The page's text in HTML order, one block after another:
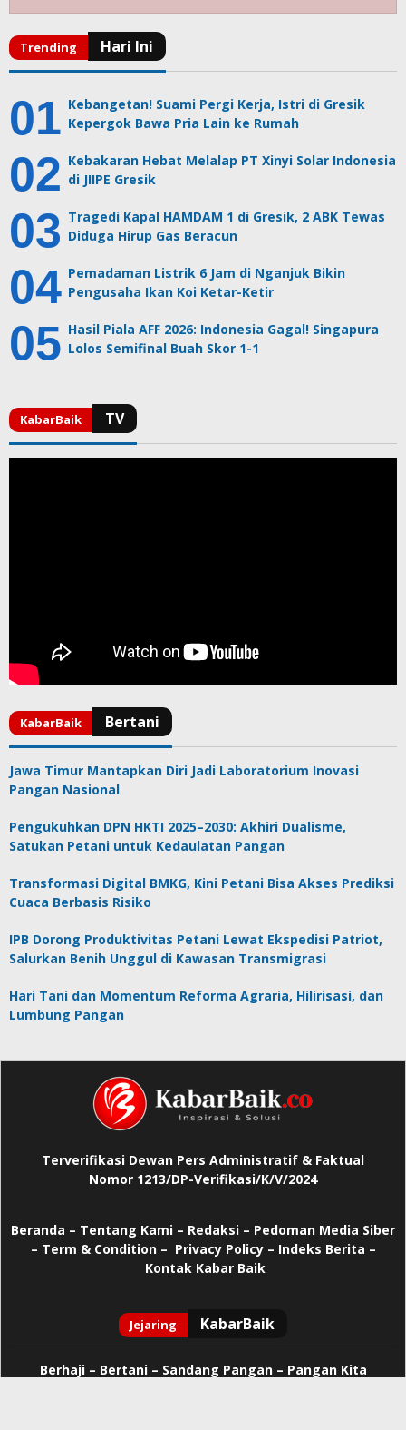
Kebangetan! Suami Pergi Kerja, Istri di Gresik
Kepergok Bawa Pria Lain ke Rumah
Kebakaran Hebat Melalap PT Xinyi Solar Indonesia
di JIIPE Gresik
Tragedi Kapal HAMDAM 1 di Gresik, 2 ABK Tewas
Diduga Hirup Gas Beracun
Pemadaman Listrik 6 Jam di Nganjuk Bikin
Pengusaha Ikan Koi Ketar-Ketir
Hasil Piala AFF 2026: Indonesia Gagal! Singapura
Lolos Semifinal Buah Skor 1-1
Jawa Timur Mantapkan Diri Jadi Laboratorium Inovasi
Pangan Nasional
Pengukuhkan DPN HKTI 2025–2030: Akhiri Dualisme,
Satukan Petani untuk Kedaulatan Pangan
Transformasi Digital BMKG, Kini Petani Bisa Akses Prediksi
Cuaca Berbasis Risiko
IPB Dorong Produktivitas Petani Lewat Ekspedisi Patriot,
Salurkan Benih Unggul di Kawasan Transmigrasi
Hari Tani dan Momentum Reforma Agraria, Hilirisasi, dan
Lumbung Pangan
Terverifikasi Dewan Pers Administratif & Faktual
Nomor 1213/DP-Verifikasi/K/V/2024
Beranda – Tentang Kami – Redaksi – Pedoman Media Siber
– Term & Condition – Privacy Policy– Indeks Berita –
Kontak Kabar Baik
Berhaji– Bertani – Sandang Pangan – Pangan Kita